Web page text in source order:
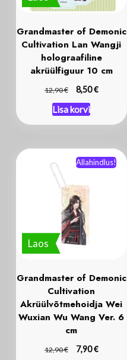
Grandmaster of Demonic
Cultivation Lan Wangji
holograafiline
akrüülfiguur 10 cm
12,90€ 8,50€
Lisa korvi
Laos
Allahindlus!
Grandmaster of Demonic
Cultivation
Akrüülvõtmehoidja Wei
Wuxian Wu Wang Ver. 6
cm
12,90€ 7,90€